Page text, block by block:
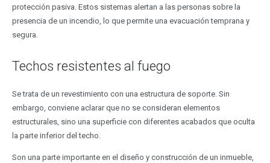
protección pasiva. Estos sistemas alertan a las personas sobre la
presencia de un incendio, lo que permite una evacuación temprana y
segura.
Techos resistentes al fuego
Se trata de un revestimiento con una estructura de soporte. Sin
embargo, conviene aclarar que no se consideran elementos
estructurales, sino una superficie con diferentes acabados que oculta
la parte inferior del techo.
Son una parte importante en el diseño y construcción de un inmueble,